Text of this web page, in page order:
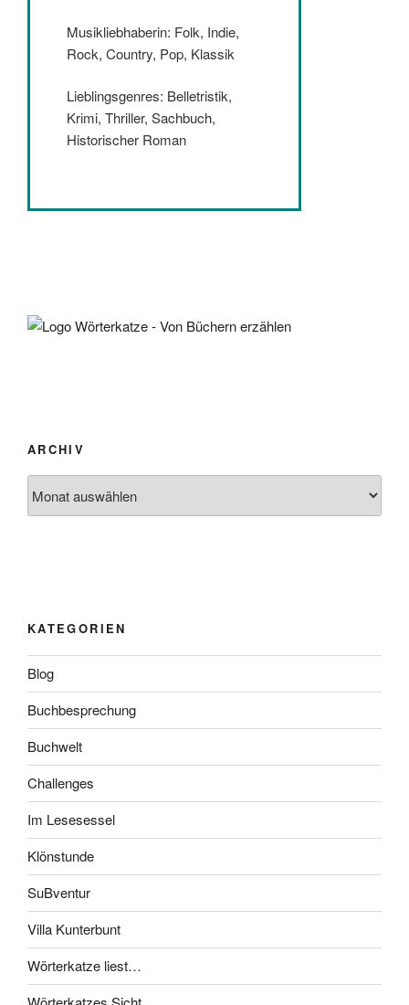
Musikliebhaberin: Folk, Indie,
Rock, Country, Pop, Klassik
Lieblingsgenres: Belletristik,
Krimi, Thriller, Sachbuch,
Historischer Roman
ARCHIV
KATEGORIEN
Blog
Buchbesprechung
Buchwelt
Challenges
Im Lesesessel
Klönstunde
SuBventur
Villa Kunterbunt
Wörterkatze liest…